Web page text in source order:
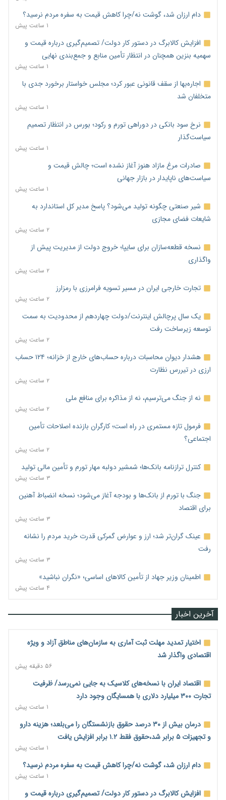
دام ارزان شد، گوشت نه/چرا کاهش قیمت به سفره مردم نرسید؟
۱ ساعت پیش
افزایش کالابرگ در دستور کار دولت/ تصمیم‌گیری درباره قیمت و
سهمیه بنزین همچنان در انتظار تأمین منابع و جمع‌بندی نهایی
۱ ساعت پیش
اجاره‌بها از سقف قانونی عبور کرد؛ مجلس خواستار برخورد جدی با
متخلفان شد
۱ ساعت پیش
نرخ سود بانکی در دوراهی تورم و رکود؛ بورس در انتظار تصمیم
سیاست‌گذار
۱ ساعت پیش
صادرات مرغ مازاد هنوز آغاز نشده است؛ چالش قیمت و
سیاست‌های ناپایدار در بازار جهانی
۱ ساعت پیش
شیر صنعتی چگونه تولید می‌شود؟ پاسخ مدیر کل استاندارد به
شایعات فضای مجازی
۲ ساعت پیش
نسخه قطعه‌سازان برای سایپا؛ خروج دولت از مدیریت پیش از
واگذاری
۲ ساعت پیش
تجارت خارجی ایران در مسیر تسویه فرامرزی با رمزارز
۲ ساعت پیش
یک سال پرچالش اینترنت/دولت چهاردهم از محدودیت به سمت
توسعه زیرساخت رفت
۲ ساعت پیش
هشدار دیوان محاسبات درباره حساب‌های خارج از خزانه؛ ۱۲۴ حساب
ارزی در تیررس نظارت
۲ ساعت پیش
نه از جنگ می‌ترسیم، نه از مذاکره برای منافع ملی
۲ ساعت پیش
فرمول تازه مستمری در راه است؛ کارگران بازنده اصلاحات تأمین
اجتماعی؟
۲ ساعت پیش
کنترل ترازنامه بانک‌ها؛ شمشیر دولبه مهار تورم و تأمین مالی تولید
۳ ساعت پیش
جنگ با تورم از بانک‌ها و بودجه آغاز می‌شود؛ نسخه انضباط آهنین
برای اقتصاد
۳ ساعت پیش
عینک گران‌تر شد؛ ارز و عوارض گمرکی قدرت خرید مردم را نشانه
رفت
۳ ساعت پیش
اطمینان وزیر جهاد از تأمین کالاهای اساسی؛ «نگران نباشید»
۴ ساعت پیش
آخرین اخبار
اختیار تمدید مهلت ثبت آماری به سازمان‌های مناطق آزاد و ویژه
اقتصادی واگذار شد
۵۶ دقیقه پیش
اقتصاد ایران با نسخه‌های کلاسیک به جایی نمی‌رسد/ ظرفیت
تجارت ۳۰۰ میلیارد دلاری با همسایگان وجود دارد
۱ ساعت پیش
درمان بیش از ۳۰ درصد حقوق بازنشستگان را می‌بلعد؛ هزینه دارو
و تجهیزات ۵ برابر شد،حقوق فقط ۱.۲ برابر افزایش یافت
۱ ساعت پیش
دام ارزان شد، گوشت نه/چرا کاهش قیمت به سفره مردم نرسید؟
۱ ساعت پیش
افزایش کالابرگ در دستور کار دولت/ تصمیم‌گیری درباره قیمت و